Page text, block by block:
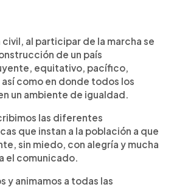
civil, al participar de la marcha se
de un país
equitativo, pacífico,
como en donde todos los
un ambiente de igualdad.
las diferentes
que instan a la población a que
sin miedo, con alegría y mucha
el comunicado.
y animamos a todas las